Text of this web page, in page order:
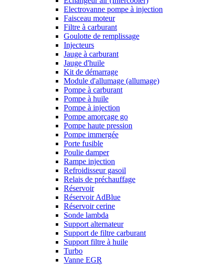
Electrovanne pompe à injection
Faisceau moteur
Filtre à carburant
Goulotte de remplissage
Injecteurs
Jauge à carburant
Jauge d'huile
Kit de démarrage
Module d'allumage (allumage)
Pompe à carburant
Pompe à huile
Pompe à injection
Pompe amorçage go
Pompe haute pression
Pompe immergée
Porte fusible
Poulie damper
Rampe injection
Refroidisseur gasoil
Relais de préchauffage
Réservoir
Réservoir AdBlue
Réservoir cerine
Sonde lambda
Support alternateur
Support de filtre carburant
Support filtre à huile
Turbo
Vanne EGR